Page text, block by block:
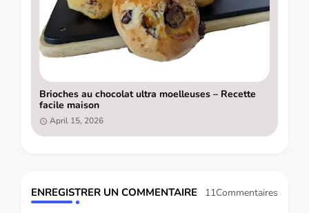
Brioches au chocolat ultra moelleuses – Recette
facile maison
April 15, 2026
ENREGISTRER UN COMMENTAIRE 11Commentaires